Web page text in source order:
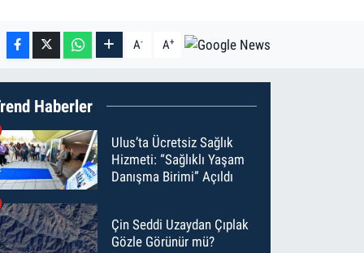
A- A+
Haberler
Ulus’ta Ücretsiz Sağlık
Hizmeti: “Sağlıklı Yaşam
Danışma Birimi” Açıldı
Çin Seddi Uzaydan Çıplak
Gözle Görünür mü?